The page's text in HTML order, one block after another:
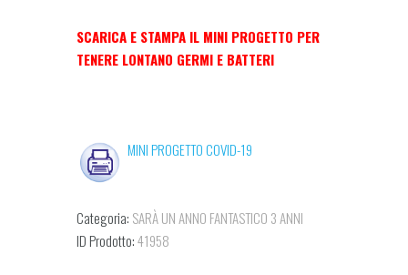
SCARICA E STAMPA IL MINI PROGETTO PER
TENERE LONTANO GERMI E BATTERI
MINI PROGETTO COVID-19
Categoria: SARÀ UN ANNO FANTASTICO 3 ANNI
ID Prodotto:41958